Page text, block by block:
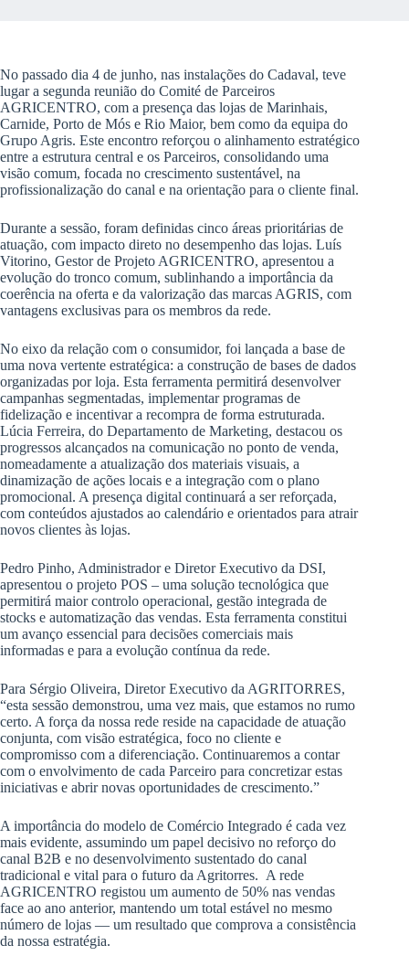
No passado dia 4 de junho, nas instalações do Cadaval, teve
lugar a segunda reunião do Comité de Parceiros
AGRICENTRO, com a presença das lojas de Marinhais,
Carnide, Porto de Mós e Rio Maior, bem como da equipa do
Grupo Agris. Este encontro reforçou o alinhamento estratégico
entre a estrutura central e os Parceiros, consolidando uma
visão comum, focada no crescimento sustentável, na
profissionalização do canal e na orientação para o cliente final.
Durante a sessão, foram definidas cinco áreas prioritárias de
atuação, com impacto direto no desempenho das lojas. Luís
Vitorino, Gestor de Projeto AGRICENTRO, apresentou a
evolução do tronco comum, sublinhando a importância da
coerência na oferta e da valorização das marcas AGRIS, com
vantagens exclusivas para os membros da rede.
No eixo da relação com o consumidor, foi lançada a base de
uma nova vertente estratégica: a construção de bases de dados
organizadas por loja. Esta ferramenta permitirá desenvolver
campanhas segmentadas, implementar programas de
fidelização e incentivar a recompra de forma estruturada.
Lúcia Ferreira, do Departamento de Marketing, destacou os
progressos alcançados na comunicação no ponto de venda,
nomeadamente a atualização dos materiais visuais, a
dinamização de ações locais e a integração com o plano
promocional. A presença digital continuará a ser reforçada,
com conteúdos ajustados ao calendário e orientados para atrair
novos clientes às lojas.
Pedro Pinho, Administrador e Diretor Executivo da DSI,
apresentou o projeto POS – uma solução tecnológica que
permitirá maior controlo operacional, gestão integrada de
stocks e automatização das vendas. Esta ferramenta constitui
um avanço essencial para decisões comerciais mais
informadas e para a evolução contínua da rede.
Para Sérgio Oliveira, Diretor Executivo da AGRITORRES,
“esta sessão demonstrou, uma vez mais, que estamos no rumo
certo. A força da nossa rede reside na capacidade de atuação
conjunta, com visão estratégica, foco no cliente e
compromisso com a diferenciação. Continuaremos a contar
com o envolvimento de cada Parceiro para concretizar estas
iniciativas e abrir novas oportunidades de crescimento.”
A importância do modelo de Comércio Integrado é cada vez
mais evidente, assumindo um papel decisivo no reforço do
canal B2B e no desenvolvimento sustentado do canal
tradicional e vital para o futuro da Agritorres. A rede
AGRICENTRO registou um aumento de 50% nas vendas
face ao ano anterior, mantendo um total estável no mesmo
número de lojas — um resultado que comprova a consistência
da nossa estratégia.